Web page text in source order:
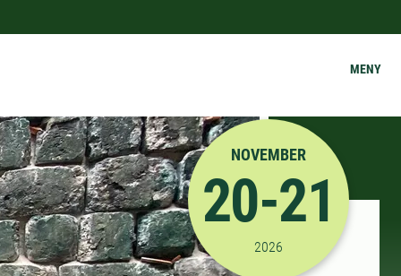
MENY
2026-11-20 12:00:00
NOVEMBER
20-21
2026